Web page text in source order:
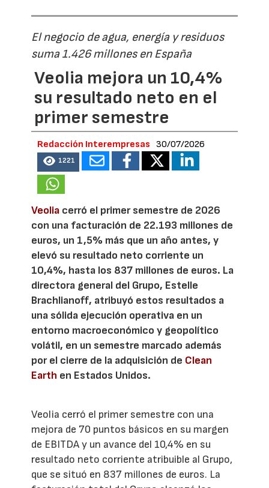
El negocio de agua, energía y residuos
suma 1.426 millones en España
Veolia mejora un 10,4%
su resultado neto en el
primer semestre
Redacción Interempresas 30/07/2026
1221
Veolia cerró el primer semestre de 2026
con una facturación de 22.193 millones de
euros, un 1,5% más que un año antes, y
elevó su resultado neto corriente un
10,4%, hasta los 837 millones de euros. La
directora general del Grupo, Estelle
Brachlianoff, atribuyó estos resultados a
una sólida ejecución operativa en un
entorno macroeconómico y geopolítico
volátil, en un semestre marcado además
por el cierre de la adquisición de Clean
Earth en Estados Unidos.
Veolia cerró el primer semestre con una
mejora de 70 puntos básicos en su margen
de EBITDA y un avance del 10,4% en su
resultado neto corriente atribuible al Grupo,
que se situó en 837 millones de euros. La